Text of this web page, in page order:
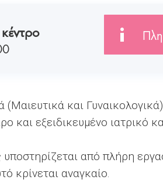
(Μαιευτικά και
και εξειδικευμένο ιατρικό
από πλήρη
κρίνεται αναγκαίο.